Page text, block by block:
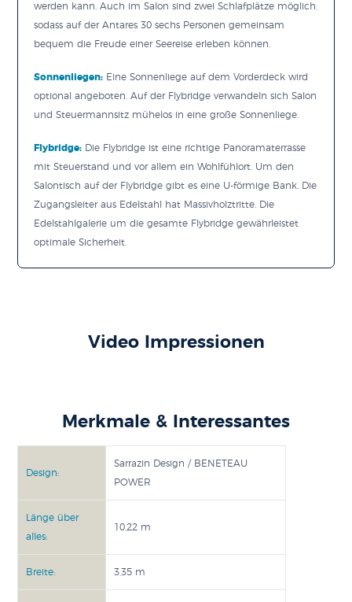
werden kann. Auch im Salon sind zwei Schlafplätze möglich,
sodass auf der Antares 30 sechs Personen gemeinsam
bequem die Freude einer Seereise erleben können.
Sonnenliegen: Eine Sonnenliege auf dem Vorderdeck wird
optional angeboten. Auf der Flybridge verwandeln sich Salon
und Steuermannsitz mühelos in eine große Sonnenliege.
Flybridge: Die Flybridge ist eine richtige Panoramaterrasse
mit Steuerstand und vor allem ein Wohlfühlort. Um den
Salontisch auf der Flybridge gibt es eine U-förmige Bank. Die
Zugangsleiter aus Edelstahl hat Massivholztritte. Die
Edelstahlgalerie um die gesamte Flybridge gewährleistet
optimale Sicherheit.
Video Impressionen
Merkmale & Interessantes
Design:
Sarrazin Design / BENETEAU
POWER
Länge über
alles:
10,22 m
Breite: 3,35 m